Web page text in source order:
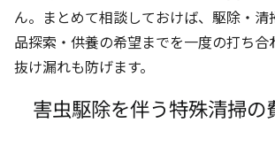
ん。まとめて相談しておけば、駆除・
品探索・供養の希望までを一度の打ち合
抜け漏れも防げます。
害虫駆除を伴う特殊清掃の